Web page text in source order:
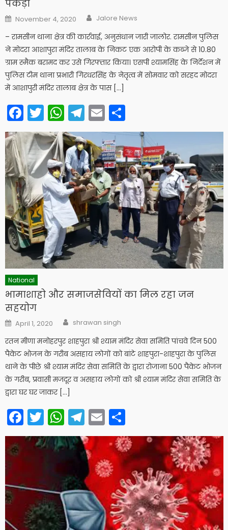
पकड़ा
Posted
on
November 4, 2020 Author
Jalore News
– रामसीन थाना क्षेत्र की कार्रवाई, अनुसंधान जारी जालोर. रामसीन पुलिस
ने मोदरा आशापुरा मंदिर तालाब के निकट एक आरोपी के कब्जे से 10.80
ग्राम स्मैक बरामद कर उसे गिरफ्तार किया। एसपी श्यामसिंह के निर्देशन में
पुलिस टीम थाना प्रभारी गिरधरसिंह के नेतृत्व में सोमवार को सरहद मोदरा
में आशापुरी मंदिर तालाब क्षेत्र के पास […]
Facebook
Twitter
WhatsApp
Telegram
Email
National
भामाशाहो और समाजसेवियों का मिल रहा जन
सहयोग
Posted
on
April 1, 2020 Author
shrawan singh
रतन मीणा मनोहरपुर शाहपुरा श्री श्याम मंदिर सेवा समिति पांचवे दिन 500
पैकेट भोजन के गरीब असहाय लोगों को बांटे शाहपुरा-शाहपुरा के पुलिस
थाने के पीछे श्री श्याम मंदिर सेवा समिति के द्वारा रोजाना 500 पैकेट भोजन
के गरीब, प्रवासी मजदूर व असहाय लोगों को श्री श्याम मंदिर सेवा समिति के
द्वारा घर घर जाकर […]
Facebook
Twitter
WhatsApp
Telegram
Email